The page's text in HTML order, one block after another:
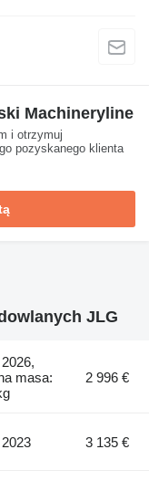
Machineryline
i otrzymuj
pozyskanego klienta
JLG
masa:
2 996 €
3 135 €